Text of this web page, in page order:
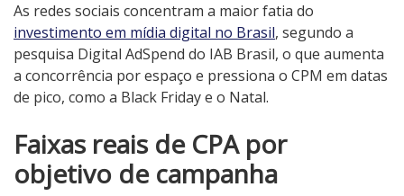
As redes sociais concentram a maior fatia do
investimento em mídia digital no Brasil, segundo a
pesquisa Digital AdSpend do IAB Brasil, o que aumenta
a concorrência por espaço e pressiona o CPM em datas
de pico, como a Black Friday e o Natal.
Faixas reais de CPA por
objetivo de campanha